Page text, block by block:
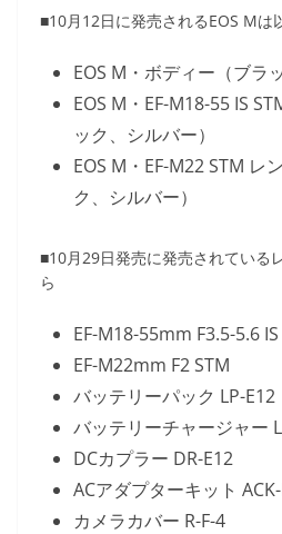
■10月12日に発売されるEOS Mは
EOS M・ボディー（ブラ
EOS M・EF-M18-55 IS
ック、シルバー）
EOS M・EF-M22 STM レ
ク、シルバー）
■10月29日発売に発売されている
ら
EF-M18-55mm F3.5-5.6 IS
EF-M22mm F2 STM
バッテリーパック LP-E12
バッテリーチャージャー
DCカプラー DR-E12
ACアダプターキット
カメラカバー R-F-4